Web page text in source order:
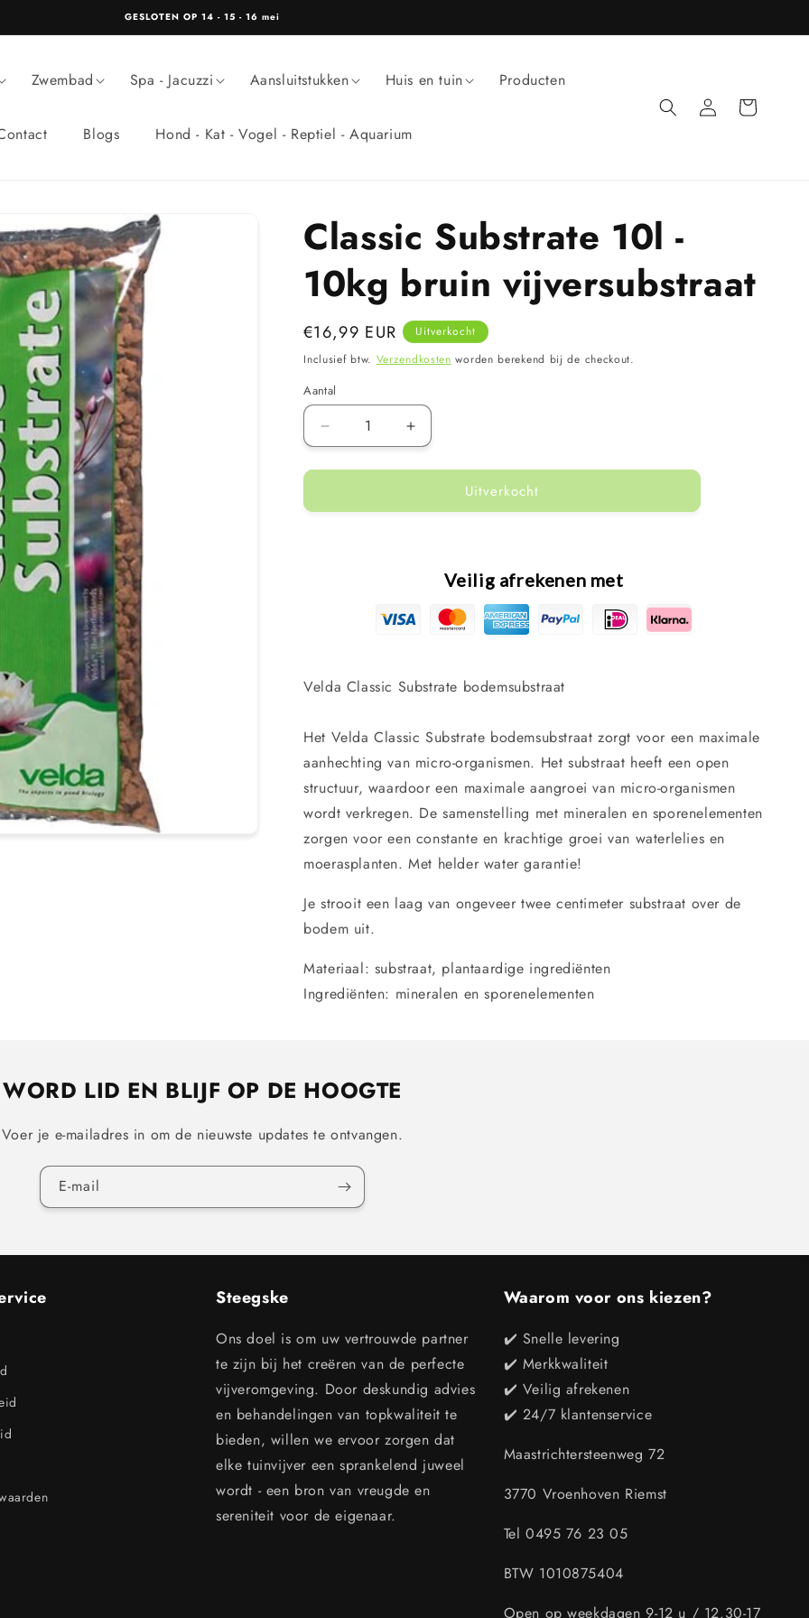
GESLOTEN OP 14 - 15 - 16 mei
Zwembad Spa - Jacuzzi Aansluitstukken Huis en tuin Producten
Blogs Hond - Kat - Vogel - Reptiel - Aquarium
InloggenWinkelwagen
Classic Substrate 10l -
10kg bruin vijversubstraat
Normale
prijs
€16,99 EUR
Uitverkocht
Inclusief btw. Verzendkosten worden berekend bij de checkout.
Aantal
Aantal
verlagen
voor
Substrate
Aantal
verhogen
voor
Substrate
vijversubstraat
Uitverkocht
Veilig afrekenen met
Velda Classic Substrate bodemsubstraat
Het Velda Classic Substrate bodemsubstraat zorgt voor een maximale
aanhechting van micro-organismen. Het substraat heeft een open
structuur, waardoor een maximale aangroei van micro-organismen
wordt verkregen. De samenstelling met mineralen en sporenelementen
zorgen voor een constante en krachtige groei van waterlelies en
moerasplanten. Met helder water garantie!
Je strooit een laag van ongeveer twee centimeter substraat over de
bodem uit.
Materiaal: substraat, plantaardige ingrediënten
Ingrediënten: mineralen en sporenelementen
WORD LID EN BLIJF OP DE HOOGTE
Voer je e-mailadres in om de nieuwste updates te ontvangen.
E‑mail
Steegske
Ons doel is om uw vertrouwde partner
te zijn bij het creëren van de perfecte
vijveromgeving. Door deskundig advies
en behandelingen van topkwaliteit te
bieden, willen we ervoor zorgen dat
elke tuinvijver een sprankelend juweel
wordt - een bron van vreugde en
sereniteit voor de eigenaar.
Waarom voor ons kiezen?
✔️ Snelle levering
✔️ Merkkwaliteit
✔️ Veilig afrekenen
✔️ 24/7 klantenservice
Maastrichtersteenweg 72
3770 Vroenhoven Riemst
Tel 0495 76 23 05
BTW 1010875404
Open op weekdagen 9-12 u / 12.30-17